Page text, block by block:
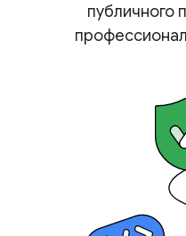
публичного